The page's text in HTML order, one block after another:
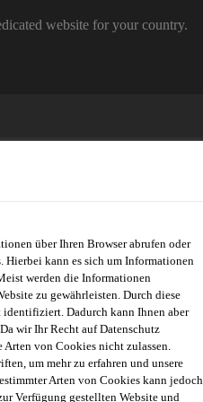
website for your country.
Jobs Events
über Ihren Browser abrufen oder
Hierbei kann es sich um Informationen
werden die Informationen
zu gewährleisten. Durch diese
Dadurch kann Ihnen aber
wir Ihr Recht auf Datenschutz
von Cookies nicht zulassen.
um mehr zu erfahren und unsere
Arten von Cookies kann jedoch
Verfügung gestellten Website und